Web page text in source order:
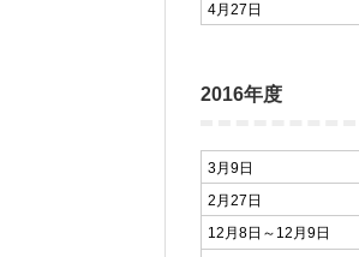
4月27日
2016年度
3月9日
2月27日
12月8日～12月9日